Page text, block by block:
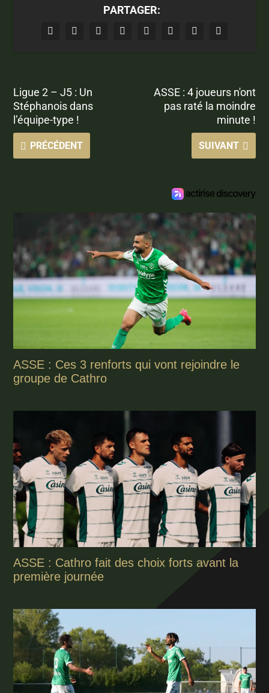
PARTAGER:
Ligue 2 – J5 : Un
Stéphanois dans
l’équipe-type !
PRÉCÉDENT
ASSE : 4 joueurs n'ont
pas raté la moindre
minute !
SUIVANT
ASSE : Ces 3 renforts qui vont rejoindre le
groupe de Cathro
ASSE : Cathro fait des choix forts avant la
première journée